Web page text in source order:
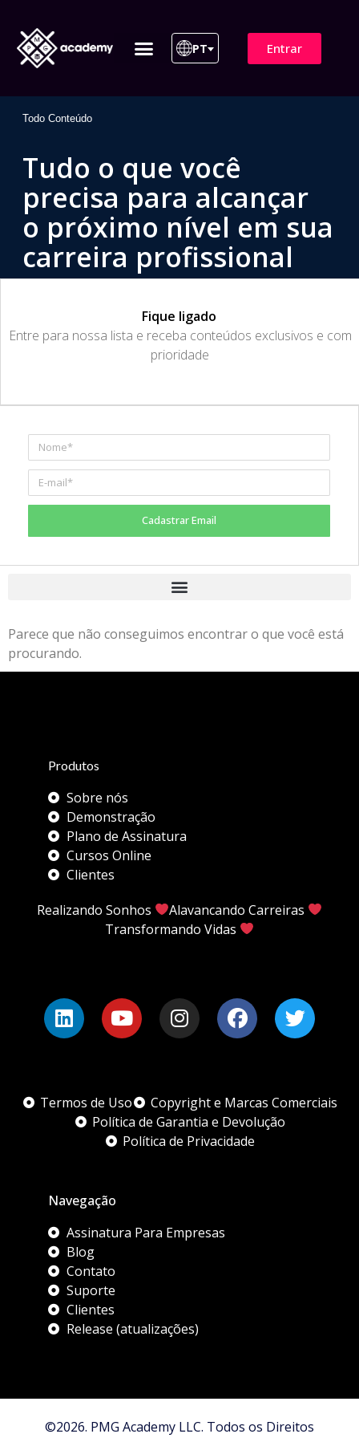
PT Entrar
Todo Conteúdo
Tudo o que você
precisa para alcançar
o próximo nível em sua
carreira profissional
Fique ligado
​Entre para nossa lista e receba conteúdos exclusivos e com
prioridade
Cadastrar Email
Parece que não conseguimos encontrar o que você está
procurando.
Produtos
Sobre nós
Demonstração
Plano de Assinatura
Cursos Online
Clientes
Realizando Sonhos
Alavancando Carreiras
Transformando Vidas
Termos de Uso
Copyright e Marcas Comerciais
Política de Garantia e Devolução
Política de Privacidade
Navegação
Assinatura Para Empresas
Blog
Contato
Suporte
Clientes
Release (atualizações)
©2026. PMG Academy LLC. Todos os Direitos